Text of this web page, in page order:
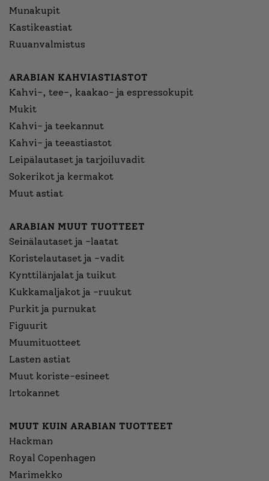
Munakupit
Kastikeastiat
Ruuanvalmistus
ARABIAN KAHVIASTIASTOT
Kahvi-, tee-, kaakao- ja espressokupit
Mukit
Kahvi- ja teekannut
Kahvi- ja teeastiastot
Leipälautaset ja tarjoiluvadit
Sokerikot ja kermakot
Muut astiat
ARABIAN MUUT TUOTTEET
Seinälautaset ja -laatat
Koristelautaset ja -vadit
Kynttilänjalat ja tuikut
Kukkamaljakot ja -ruukut
Purkit ja purnukat
Figuurit
Muumituotteet
Lasten astiat
Muut koriste-esineet
Irtokannet
MUUT KUIN ARABIAN TUOTTEET
Hackman
Royal Copenhagen
Marimekko